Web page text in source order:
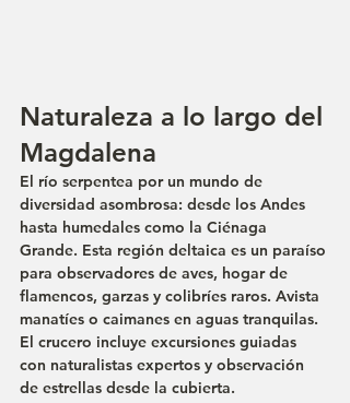
Naturaleza a lo largo del
Magdalena
El río serpentea por un mundo de
diversidad asombrosa: desde los Andes
hasta humedales como la Ciénaga
Grande. Esta región deltaica es un paraíso
para observadores de aves, hogar de
flamencos, garzas y colibríes raros. Avista
manatíes o caimanes en aguas tranquilas.
El crucero incluye excursiones guiadas
con naturalistas expertos y observación
de estrellas desde la cubierta.